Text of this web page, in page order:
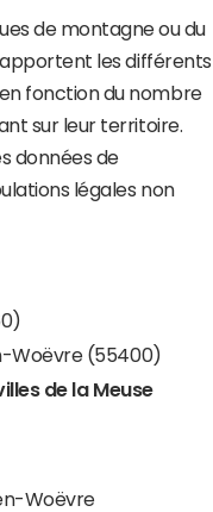
de montagne ou du
les différents
fonction du nombre
sur leur territoire.
données de
légales non
Woëvre (55400)
de la Meuse
Woëvre